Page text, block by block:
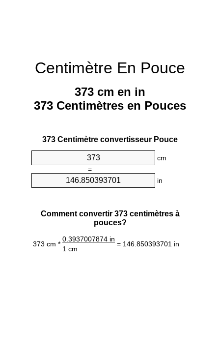
Centimètre En Pouce
373 cm en in
373 Centimètres en Pouces
373 Centimètre convertisseur Pouce
cm
=
in
Comment convertir 373 centimètres à
pouces?
373 cm *
0.3937007874 in
= 146.850393701 in
1 cm